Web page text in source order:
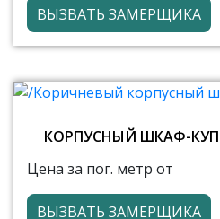
ВЫЗВАТЬ ЗАМЕРЩИКА
КОРПУСНЫЙ ШКАФ-
Цена за пог. метр от
ВЫЗВАТЬ ЗАМЕРЩИКА